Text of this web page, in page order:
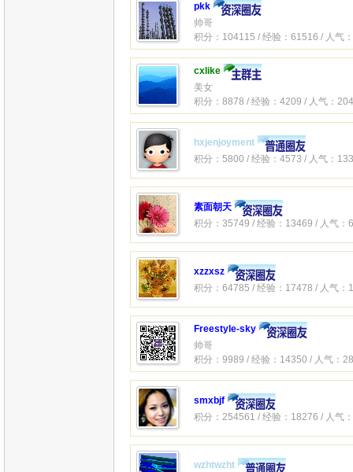
pkk
帅哥
积分：104115 / 经验：61516 / 人气
cxlike
美女
积分：8878 / 经验：4209 / 人气：
hxjenjoyment
积分：5800 / 经验：4573 / 人气：
素面朝天
积分：35749 / 经验：13469 / 人气：
xzzxsz
积分：64785 / 经验：17478 / 人气：
Freestyle-sky
帅哥
积分：9989 / 经验：14350 / 人气：
smxbjf
积分：254561 / 经验：18276 / 人气
wzhtwzht